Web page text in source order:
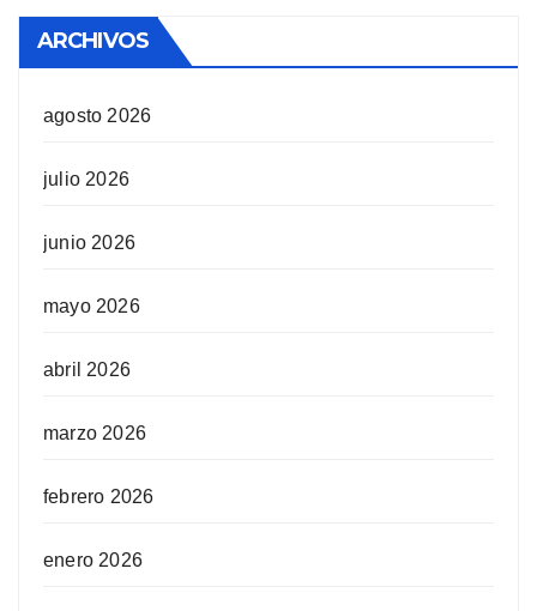
ARCHIVOS
agosto 2026
julio 2026
junio 2026
mayo 2026
abril 2026
marzo 2026
febrero 2026
enero 2026